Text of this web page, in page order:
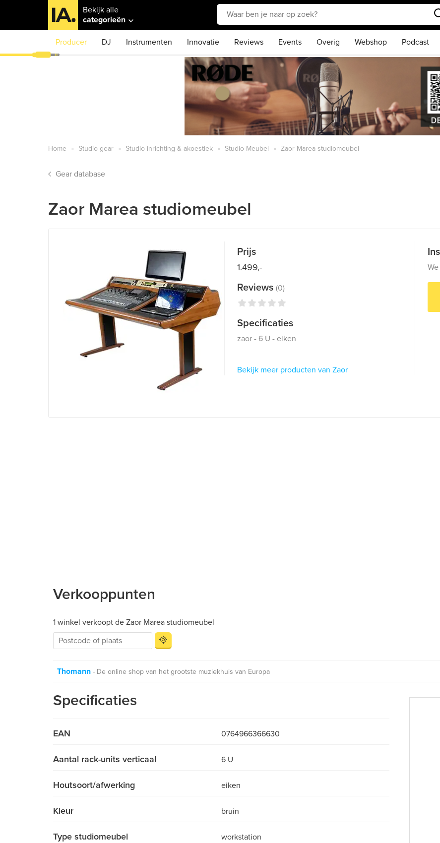
Bekijk alle
categorieën
Producer DJ Instrumenten Innovatie Reviews Events Overig Webshop Podcast
Home Studio gear Studio inrichting & akoestiek Studio Meubel Zaor Marea studiomeubel
Gear database
Zaor Marea studiomeubel
Prijs
1.499,-
Reviews(0)
Specificaties
zaor - 6 U - eiken
Bekijk meer producten van Zaor
Verkooppunten
1 winkel verkoopt de Zaor Marea studiomeubel
Thomann De online shop van het grootste muziekhuis van Europa
Specificaties
EAN 0764966366630
Aantal rack-units verticaal 6 U
Houtsoort/afwerking eiken
Kleur bruin
Type studiomeubel workstation